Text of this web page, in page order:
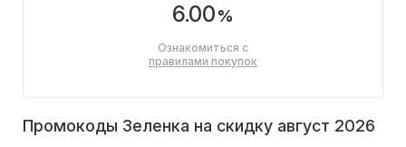
6.00%
Ознакомиться с
правилами покупок
Промокоды Зеленка на скидку август 2026